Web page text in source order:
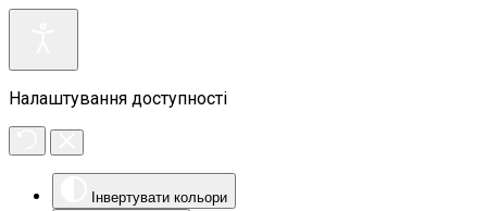
Налаштування доступності
Інвертувати кольори